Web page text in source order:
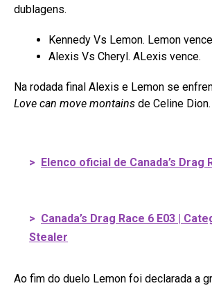
dublagens.
Kennedy Vs Lemon. Lemon
Alexis Vs Cheryl. ALexis vence.
Na rodada final Alexis e Lemon se
Love can move montains de Celine Dion.
> Elenco oficial de Canada’s Drag
> Canada’s Drag Race 6 E03 |
Stealer
Ao fim do duelo Lemon foi declarada a